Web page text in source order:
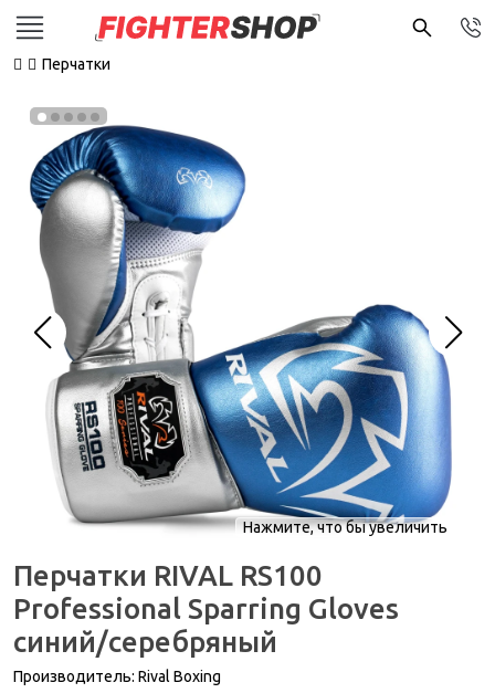
Перчатки
Нажмите, что бы увеличить
Перчатки RIVAL RS100
Professional Sparring Gloves
синий/серебряный
Производитель: Rival Boxing